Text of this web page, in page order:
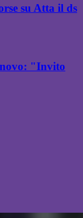
su Atta il ds
"Invito